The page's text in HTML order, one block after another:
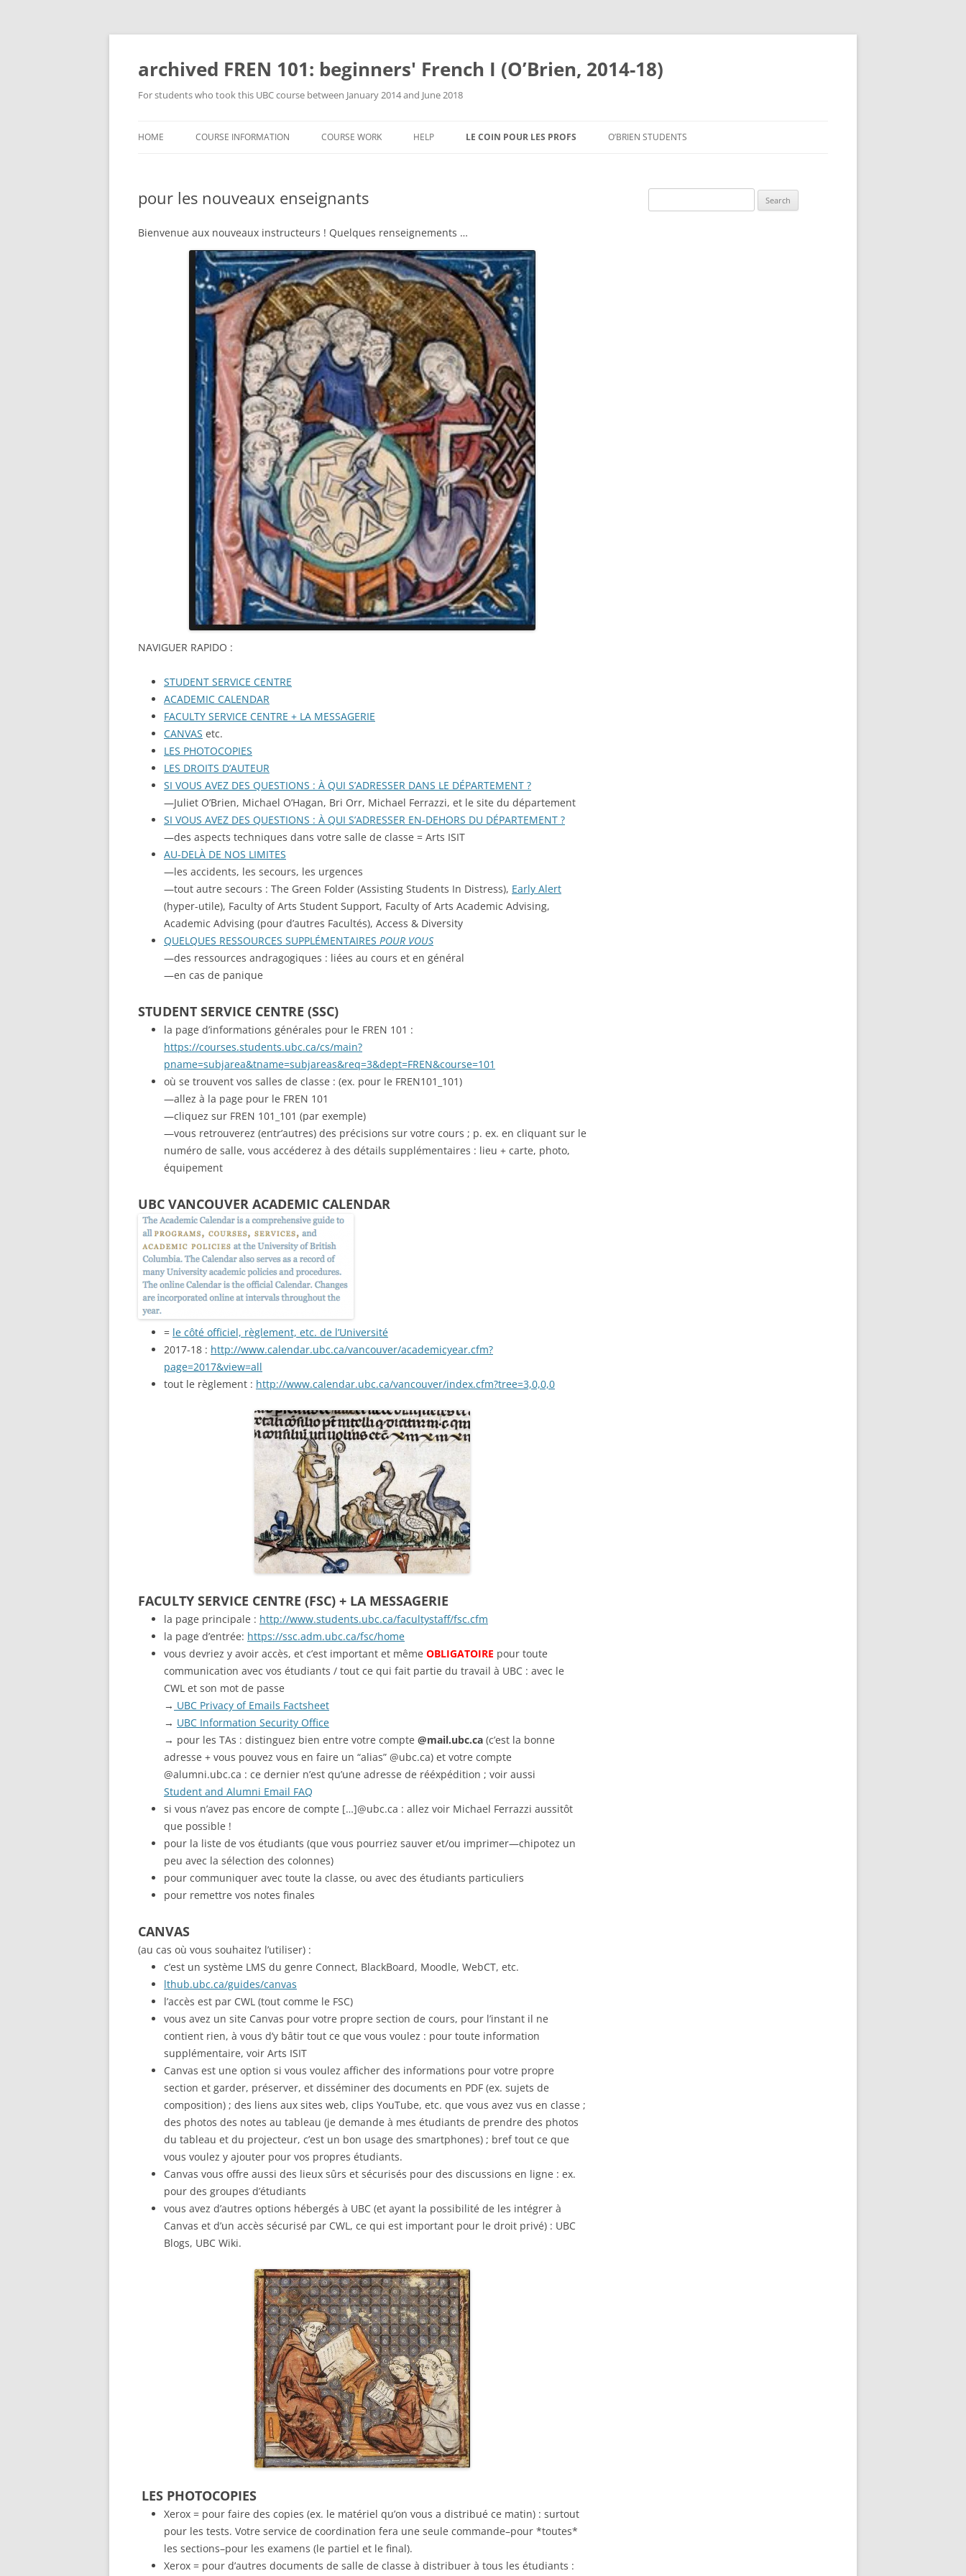
Skip
content
archived FREN 101: beginners' French I (O’Brien, 2014-18)
For students who took this UBC course between January 2014 and June 2018
HOME COURSE INFORMATION
SYLLABUS (II): THE RULES
REQUIRED MATERIALS
CLASS TIMES, LOCATIONS, &
INSTRUCTORS’ CONTACT
INFORMATION
COURSE WORK
ONLINE EXERCISES & E-BOOK
RESOURCES FOR COMPOSITIONS
REVISION GUIDES FOR QUIZZES,
TESTS, & EXAMS
HELP
SUPPORT, CARE
FREN 101 CONTACT INFORMATION
FAQ
LE COIN POUR LES PROFS
POUR LES NOUVEAUX
ENSEIGNANTS
NOS RESPONSABILITÉS & DROITS
O’BRIEN STUDENTS
pour les nouveaux enseignants
Bienvenue aux nouveaux instructeurs ! Quelques renseignements …
NAVIGUER RAPIDO :
STUDENT SERVICE CENTRE
ACADEMIC CALENDAR
FACULTY SERVICE CENTRE + LA MESSAGERIE
CANVAS etc.
LES PHOTOCOPIES
LES DROITS D’AUTEUR
SI VOUS AVEZ DES QUESTIONS : À QUI S’ADRESSER DANS LE DÉPARTEMENT ?
—Juliet O’Brien, Michael O’Hagan, Bri Orr, Michael Ferrazzi, et le site du département
SI VOUS AVEZ DES QUESTIONS : À QUI S’ADRESSER EN-DEHORS DU DÉPARTEMENT ?
—des aspects techniques dans votre salle de classe = Arts ISIT
AU-DELÀ DE NOS LIMITES
—les accidents, les secours, les urgences
—tout autre secours : The Green Folder (Assisting Students In Distress), Early Alert
(hyper-utile), Faculty of Arts Student Support, Faculty of Arts Academic Advising,
Academic Advising (pour d’autres Facultés), Access & Diversity
QUELQUES RESSOURCES SUPPLÉMENTAIRES POUR VOUS
—des ressources andragogiques : liées au cours et en général
—en cas de panique
STUDENT SERVICE CENTRE (SSC)
la page d’informations générales pour le FREN 101 :
https://courses.students.ubc.ca/cs/main?
pname=subjarea&tname=subjareas&req=3&dept=FREN&course=101
où se trouvent vos salles de classe : (ex. pour le FREN101_101)
—allez à la page pour le FREN 101
—cliquez sur FREN 101_101 (par exemple)
—vous retrouverez (entr’autres) des précisions sur votre cours ; p. ex. en cliquant sur le
numéro de salle, vous accéderez à des détails supplémentaires : lieu + carte, photo,
équipement
UBC VANCOUVER ACADEMIC CALENDAR
= le côté officiel, règlement, etc. de l’Université
2017-18 : http://www.calendar.ubc.ca/vancouver/academicyear.cfm?
page=2017&view=all
tout le règlement : http://www.calendar.ubc.ca/vancouver/index.cfm?tree=3,0,0,0
FACULTY SERVICE CENTRE (FSC) + LA MESSAGERIE
la page principale : http://www.students.ubc.ca/facultystaff/fsc.cfm
la page d’entrée: https://ssc.adm.ubc.ca/fsc/home
vous devriez y avoir accès, et c’est important et même OBLIGATOIRE pour toute
communication avec vos étudiants / tout ce qui fait partie du travail à UBC : avec le
CWL et son mot de passe
→ UBC Privacy of Emails Factsheet
→ UBC Information Security Office
→ pour les TAs : distinguez bien entre votre compte @mail.ubc.ca (c’est la bonne
adresse + vous pouvez vous en faire un “alias” @ubc.ca) et votre compte
@alumni.ubc.ca : ce dernier n’est qu’une adresse de rééxpédition ; voir aussi
Student and Alumni Email FAQ
si vous n’avez pas encore de compte […]@ubc.ca : allez voir Michael Ferrazzi aussitôt
que possible !
pour la liste de vos étudiants (que vous pourriez sauver et/ou imprimer—chipotez un
peu avec la sélection des colonnes)
pour communiquer avec toute la classe, ou avec des étudiants particuliers
pour remettre vos notes finales
CANVAS
(au cas où vous souhaitez l’utiliser) :
c’est un système LMS du genre Connect, BlackBoard, Moodle, WebCT, etc.
lthub.ubc.ca/guides/canvas
l’accès est par CWL (tout comme le FSC)
vous avez un site Canvas pour votre propre section de cours, pour l’instant il ne
contient rien, à vous d’y bâtir tout ce que vous voulez : pour toute information
supplémentaire, voir Arts ISIT
Canvas est une option si vous voulez afficher des informations pour votre propre
section et garder, préserver, et disséminer des documents en PDF (ex. sujets de
composition) ; des liens aux sites web, clips YouTube, etc. que vous avez vus en classe ;
des photos des notes au tableau (je demande à mes étudiants de prendre des photos
du tableau et du projecteur, c’est un bon usage des smartphones) ; bref tout ce que
vous voulez y ajouter pour vos propres étudiants.
Canvas vous offre aussi des lieux sûrs et sécurisés pour des discussions en ligne : ex.
pour des groupes d’étudiants
vous avez d’autres options hébergés à UBC (et ayant la possibilité de les intégrer à
Canvas et d’un accès sécurisé par CWL, ce qui est important pour le droit privé) : UBC
Blogs, UBC Wiki.
LES PHOTOCOPIES
Xerox = pour faire des copies (ex. le matériel qu’on vous a distribué ce matin) : surtout
pour les tests. Votre service de coordination fera une seule commande–pour *toutes*
les sections–pour les examens (le partiel et le final).
Xerox = pour d’autres documents de salle de classe à distribuer à tous les étudiants :
for: